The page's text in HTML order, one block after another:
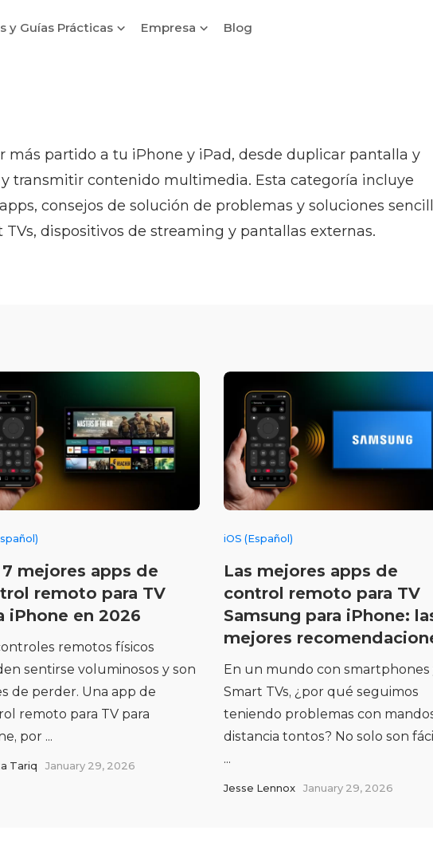
y Guías Prácticas Empresa Blog
más partido a tu iPhone y iPad, desde duplicar pantalla y
transmitir contenido multimedia. Esta categoría incluye
consejos de solución de problemas y soluciones
dispositivos de streaming y pantallas externas.
7 mejores apps de
remoto para TV
iPhone en 2026
remotos físicos
sentirse voluminosos y son
de perder. Una app de
remoto para TV para
por ...
Tariq January 29, 2026
iOS (Español)
Las mejores apps de
control remoto para TV
Samsung para iPhone:
mejores
En un mundo con smartphones
Smart TVs, ¿por qué seguimos
teniendo problemas con
distancia tontos? No solo son
...
Jesse Lennox January 29, 2026